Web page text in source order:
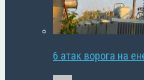
6 атак ворога на